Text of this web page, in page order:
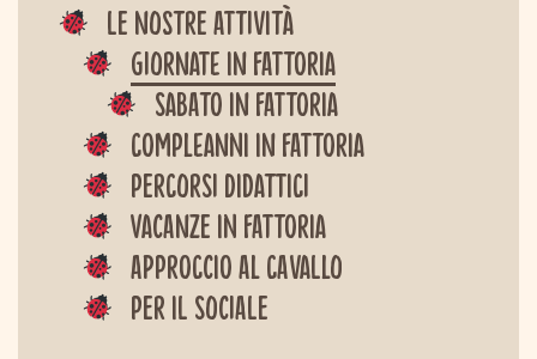
Le nostre attività
Giornate in fattoria
Sabato in fattoria
Compleanni in fattoria
Percorsi didattici
Vacanze in fattoria
Approccio al cavallo
Per il sociale